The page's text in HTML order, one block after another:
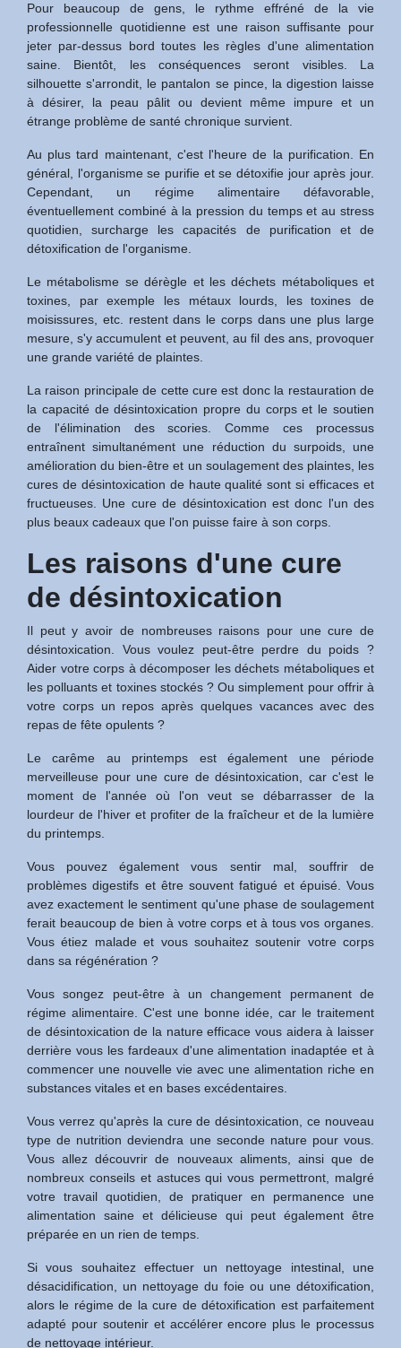
Pour beaucoup de gens, le rythme effréné de la vie
professionnelle quotidienne est une raison suffisante pour
jeter par-dessus bord toutes les règles d'une alimentation
saine. Bientôt, les conséquences seront visibles. La
silhouette s'arrondit, le pantalon se pince, la digestion laisse
à désirer, la peau pâlit ou devient même impure et un
étrange problème de santé chronique survient.
Au plus tard maintenant, c'est l'heure de la purification. En
général, l'organisme se purifie et se détoxifie jour après jour.
Cependant, un régime alimentaire défavorable,
éventuellement combiné à la pression du temps et au stress
quotidien, surcharge les capacités de purification et de
détoxification de l'organisme.
Le métabolisme se dérègle et les déchets métaboliques et
toxines, par exemple les métaux lourds, les toxines de
moisissures, etc. restent dans le corps dans une plus large
mesure, s'y accumulent et peuvent, au fil des ans, provoquer
une grande variété de plaintes.
La raison principale de cette cure est donc la restauration de
la capacité de désintoxication propre du corps et le soutien
de l'élimination des scories. Comme ces processus
entraînent simultanément une réduction du surpoids, une
amélioration du bien-être et un soulagement des plaintes, les
cures de désintoxication de haute qualité sont si efficaces et
fructueuses. Une cure de désintoxication est donc l'un des
plus beaux cadeaux que l'on puisse faire à son corps.
Les raisons d'une cure
de désintoxication
Il peut y avoir de nombreuses raisons pour une cure de
désintoxication. Vous voulez peut-être perdre du poids ?
Aider votre corps à décomposer les déchets métaboliques et
les polluants et toxines stockés ? Ou simplement pour offrir à
votre corps un repos après quelques vacances avec des
repas de fête opulents ?
Le carême au printemps est également une période
merveilleuse pour une cure de désintoxication, car c'est le
moment de l'année où l'on veut se débarrasser de la
lourdeur de l'hiver et profiter de la fraîcheur et de la lumière
du printemps.
Vous pouvez également vous sentir mal, souffrir de
problèmes digestifs et être souvent fatigué et épuisé. Vous
avez exactement le sentiment qu'une phase de soulagement
ferait beaucoup de bien à votre corps et à tous vos organes.
Vous étiez malade et vous souhaitez soutenir votre corps
dans sa régénération ?
Vous songez peut-être à un changement permanent de
régime alimentaire. C'est une bonne idée, car le traitement
de désintoxication de la nature efficace vous aidera à laisser
derrière vous les fardeaux d'une alimentation inadaptée et à
commencer une nouvelle vie avec une alimentation riche en
substances vitales et en bases excédentaires.
Vous verrez qu'après la cure de désintoxication, ce nouveau
type de nutrition deviendra une seconde nature pour vous.
Vous allez découvrir de nouveaux aliments, ainsi que de
nombreux conseils et astuces qui vous permettront, malgré
votre travail quotidien, de pratiquer en permanence une
alimentation saine et délicieuse qui peut également être
préparée en un rien de temps.
Si vous souhaitez effectuer un nettoyage intestinal, une
désacidification, un nettoyage du foie ou une détoxification,
alors le régime de la cure de détoxification est parfaitement
adapté pour soutenir et accélérer encore plus le processus
de nettoyage intérieur.